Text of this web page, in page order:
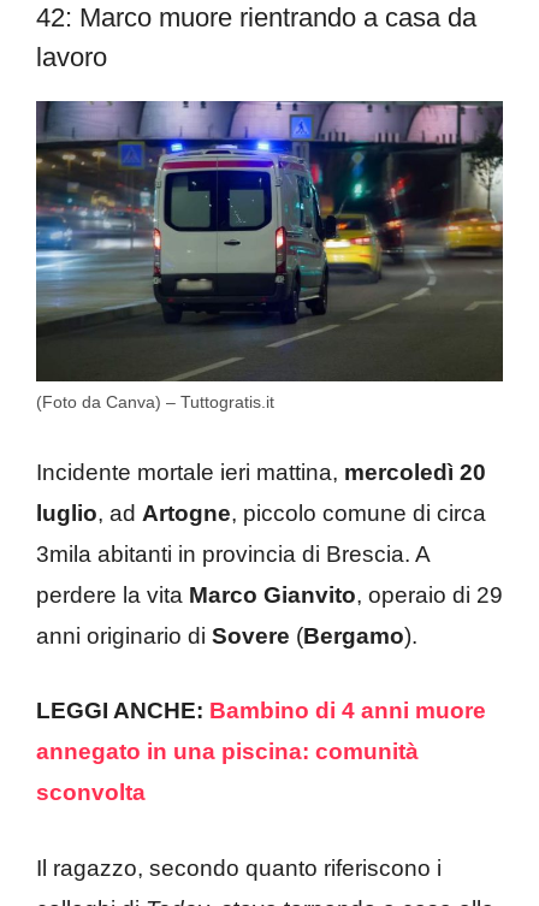
42: Marco muore rientrando a casa da
lavoro
(Foto da Canva) – Tuttogratis.it
Incidente mortale ieri mattina, mercoledì 20
luglio, ad Artogne, piccolo comune di circa
3mila abitanti in provincia di Brescia. A
perdere la vita Marco Gianvito, operaio di 29
anni originario di Sovere (Bergamo).
LEGGI ANCHE: Bambino di 4 anni muore
annegato in una piscina: comunità
sconvolta
Il ragazzo, secondo quanto riferiscono i